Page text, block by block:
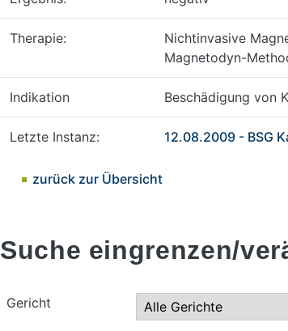
Therapie:
Nichtinvasive
Magnetodyn-
Indikation Beschädigung von
Letzte Instanz: 12.08.2009 - BSG
zurück zur Übersicht
Suche eingrenzen/
Gericht